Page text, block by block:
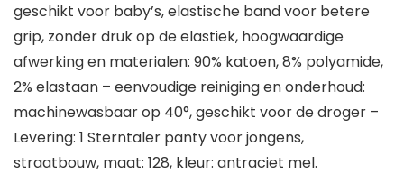
geschikt voor baby’s, elastische band voor betere
grip, zonder druk op de elastiek, hoogwaardige
afwerking en materialen: 90% katoen, 8% polyamide,
2% elastaan – eenvoudige reiniging en onderhoud:
machinewasbaar op 40°, geschikt voor de droger –
Levering: 1 Sterntaler panty voor jongens,
straatbouw, maat: 128, kleur: antraciet mel.